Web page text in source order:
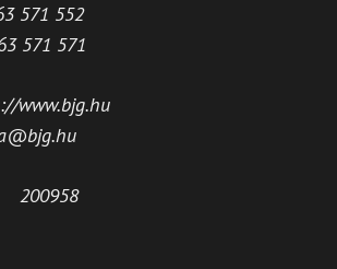
571 552
571 571
www.bjg.hu
200958